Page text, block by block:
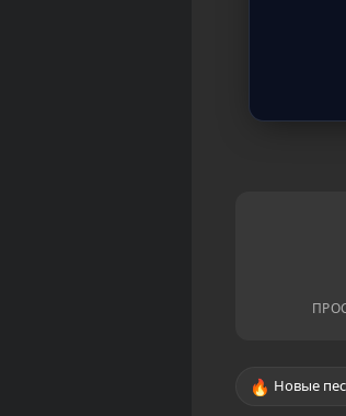
🔥 Новые